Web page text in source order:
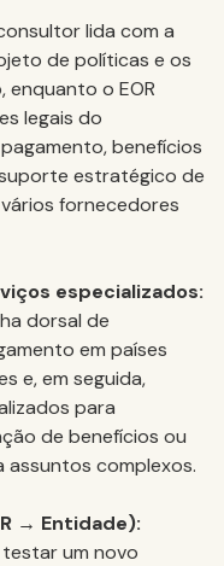
lida com a
de políticas e os
o EOR
legais do
benefícios
estratégico de
fornecedores
especializados:
dorsal de
em países
e, em seguida,
para
de benefícios ou
assuntos complexos.
→ Entidade):
testar um novo